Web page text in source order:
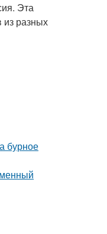
Эта
из разных
бурное